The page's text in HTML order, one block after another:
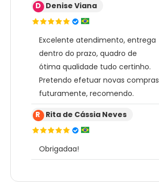
D Denise Viana
Excelente atendimento, entrega
dentro do prazo, quadro de
ótima qualidade tudo certinho.
Pretendo efetuar novas compras
futuramente, recomendo.
R Rita de Cássia Neves
Obrigadaa!